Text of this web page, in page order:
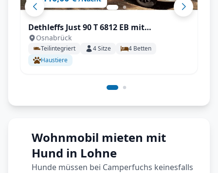
Dethleffs Just 90 T 6812 EB mit
Klimaanlage
Osnabrück
Teilintegriert 4Sitze 4 Betten
Haustiere
Wohnmobil mieten mit
Hund in Lohne
Hunde müssen bei Camperfuchs keinesfalls